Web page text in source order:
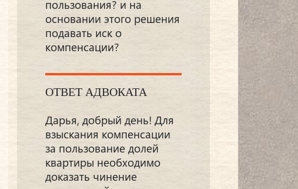
пользования? и на
основании этого решения
подавать иск о
компенсации?
ОТВЕТ АДВОКАТА
Дарья, добрый день! Для
взыскания компенсации
за пользование долей
квартиры необходимо
доказать чинение